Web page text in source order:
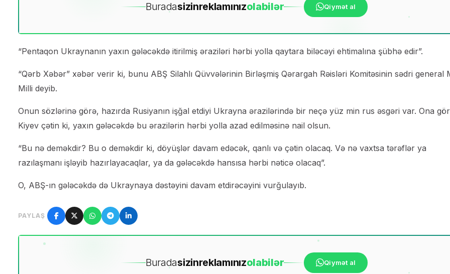
Buradasizinreklamınızolabilər Qiymət al
“Pentaqon Ukraynanın yaxın gələcəkdə itirilmiş əraziləri hərbi yolla qaytara biləcəyi ehtimalına şübhə edir”.
“Qərb Xəbər” xəbər verir ki, bunu ABŞ Silahlı Qüvvələrinin Birləşmiş Qərargah Rəisləri Komitəsinin sədri general
Milli deyib.
Onun sözlərinə görə, hazırda Rusiyanın işğal etdiyi Ukrayna ərazilərində bir neçə yüz min rus əsgəri var. Ona
Kiyev çətin ki, yaxın gələcəkdə bu ərazilərin hərbi yolla azad edilməsinə nail olsun.
“Bu nə deməkdir? Bu o deməkdir ki, döyüşlər davam edəcək, qanlı və çətin olacaq. Və nə vaxtsa tərəflər ya
razılaşmanı işləyib hazırlayacaqlar, ya da gələcəkdə hansısa hərbi nəticə olacaq”.
O, ABŞ-ın gələcəkdə də Ukraynaya dəstəyini davam etdirəcəyini vurğulayıb.
PAYLAŞ
Buradasizinreklamınızolabilər Qiymət al